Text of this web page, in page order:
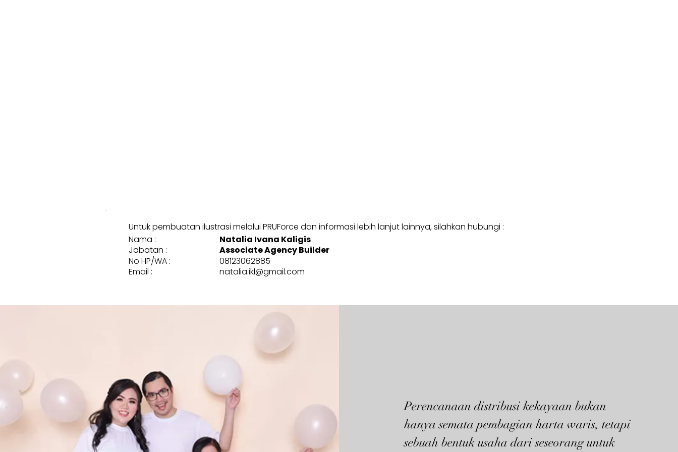
Untuk pembuatan ilustrasi melalui PRUForce dan informasi lebih lanjut lainnya, silahkan hubungi :
Nama :
Natalia Ivana Kaligis
Jabatan :
Associate Agency Builder
No HP/WA :
08123062885
Email :
natalia.ikl@gmail.com
Perencanaan distribusi kekayaan bukan
hanya semata pembagian harta waris, tetapi
sebuah bentuk usaha dari seseorang untuk